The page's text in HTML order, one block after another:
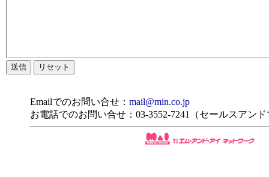
Emailでのお問い合せ： mail@min.co.jp
お電話でのお問い合せ：03-3552-7241（セールスアン